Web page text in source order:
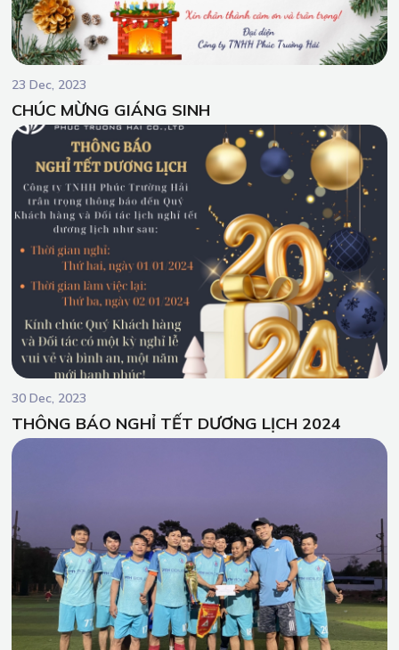
23 Dec, 2023
CHÚC MỪNG GIÁNG SINH
30 Dec, 2023
THÔNG BÁO NGHỈ TẾT DƯƠNG LỊCH 2024